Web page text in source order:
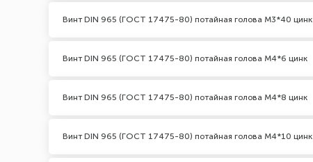
Винт DIN 965 (ГОСТ 17475-80) потайная голова М3*40 цинк
Винт DIN 965 (ГОСТ 17475-80) потайная голова М4*6 цинк
Винт DIN 965 (ГОСТ 17475-80) потайная голова М4*8 цинк
Винт DIN 965 (ГОСТ 17475-80) потайная голова М4*10 цинк